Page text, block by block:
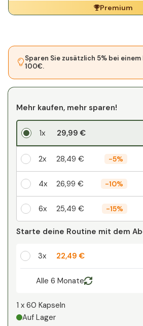
Premium
Sparen Sie zusätzlich 5% bei
100€.
Mehr kaufen, mehr sparen!
1x 29,99 €
2x 28,49 € -5%
4x 26,99 € -10%
6x 25,49 € -15%
Ihr persönlicher
Starte deine Routine mit dem
3x 22,49 €
Alle 6 Monate
1 x 60 Kapseln
Auf Lager